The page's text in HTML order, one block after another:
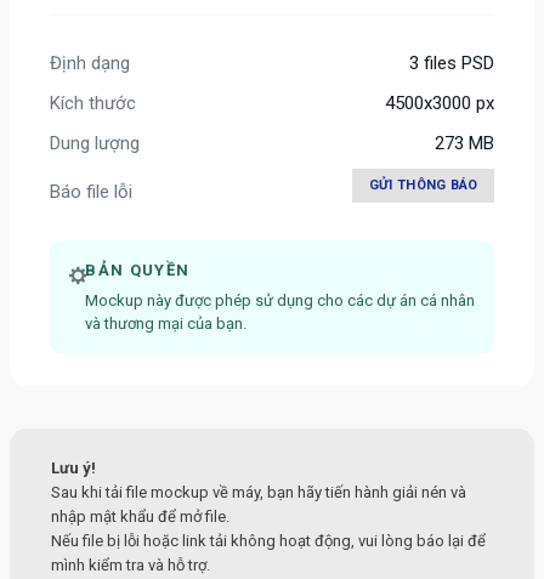
Định dạng
3 files PSD
Kích thước
4500x3000 px
Dung lượng
273 MB
Báo file lỗi GỬI THÔNG BÁO
BẢN QUYỀN
Mockup này được phép sử dụng cho các dự án cá nhân
và thương mại của bạn.
Lưu ý!
Sau khi tải file mockup về máy, bạn hãy tiến hành giải nén và
nhập mật khẩu để mở file.
Nếu file bị lỗi hoặc link tải không hoạt động, vui lòng báo lại để
mình kiểm tra và hỗ trợ.